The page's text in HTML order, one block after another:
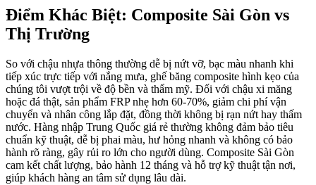
Điểm Khác Biệt: Composite Sài Gòn vs
Thị Trường
So với chậu nhựa thông thường dễ bị nứt vỡ, bạc màu nhanh khi
tiếp xúc trực tiếp với nắng mưa, ghế băng composite hình kẹo của
chúng tôi vượt trội về độ bền và thẩm mỹ. Đối với chậu xi măng
hoặc đá thật, sản phẩm FRP nhẹ hơn 60-70%, giảm chi phí vận
chuyển và nhân công lắp đặt, đồng thời không bị rạn nứt hay thấm
nước. Hàng nhập Trung Quốc giá rẻ thường không đảm bảo tiêu
chuẩn kỹ thuật, dễ bị phai màu, hư hỏng nhanh và không có bảo
hành rõ ràng, gây rủi ro lớn cho người dùng. Composite Sài Gòn
cam kết chất lượng, bảo hành 12 tháng và hỗ trợ kỹ thuật tận nơi,
giúp khách hàng an tâm sử dụng lâu dài.